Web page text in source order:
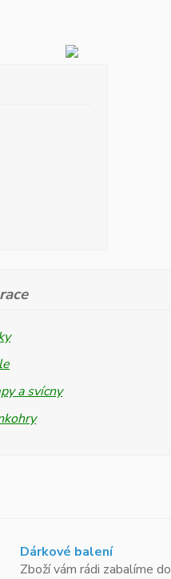
a svícny
Dárkové balení
Zboží vám rádi zabalíme do